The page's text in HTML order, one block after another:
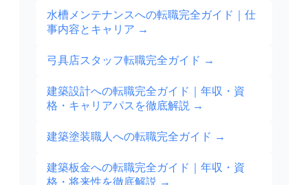
水槽メンテナンスへの転職完全ガイド｜仕
事内容とキャリア →
弓具店スタッフ転職完全ガイド →
建築設計への転職完全ガイド｜年収・資
格・キャリアパスを徹底解説 →
建築塗装職人への転職完全ガイド →
建築板金への転職完全ガイド｜年収・資
格・将来性を徹底解説 →